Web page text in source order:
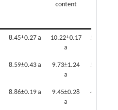
content
8.45±0.27 a
10.22±0.17
a
8.59±0.43 a
9.73±1.24
a
8.86±0.19 a
9.45±0.28
a